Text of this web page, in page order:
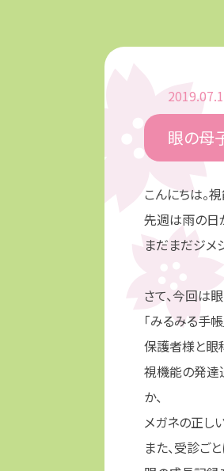
眼の母
こんにちは。
先週は雨の日
まだまだジメ
さて、今回は
「みるみる手
保護者様と眼
視機能の発達
か、
メガネの正し
また、受診ご